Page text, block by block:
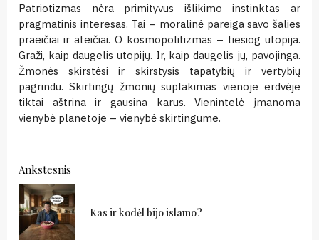
Patriotizmas nėra primityvus išlikimo instinktas ar
pragmatinis interesas. Tai – moralinė pareiga savo šalies
praeičiai ir ateičiai. O kosmopolitizmas – tiesiog utopija.
Graži, kaip daugelis utopijų. Ir, kaip daugelis jų, pavojinga.
Žmonės skirstėsi ir skirstysis tapatybių ir vertybių
pagrindu. Skirtingų žmonių suplakimas vienoje erdvėje
tiktai aštrina ir gausina karus. Vienintelė įmanoma
vienybė planetoje – vienybė skirtingume.
Continue
Reading
Ankstesnis
Kas ir kodėl bijo islamo?